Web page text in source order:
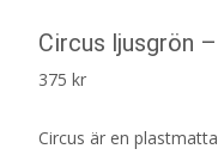
Circus ljusgrön
375 kr
Circus är en